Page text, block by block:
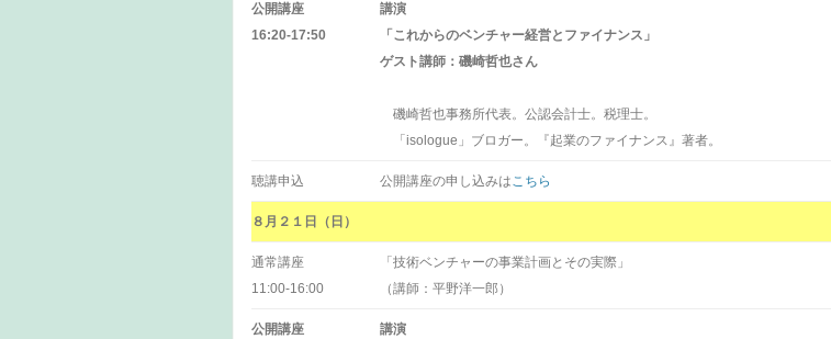
公開講座
16:20-17:50
講演
「これからのベンチャー経営とファイナンス」
ゲスト講師：磯崎哲也さん
磯崎哲也事務所代表。公認会計士。税理士。
「isologue」ブロガー。『起業のファイナンス』著者。
聴講申込 公開講座の申し込みはこちら
８月２１日（日）
通常講座
11:00-16:00
「技術ベンチャーの事業計画とその実際」
（講師：平野洋一郎）
公開講座
講演